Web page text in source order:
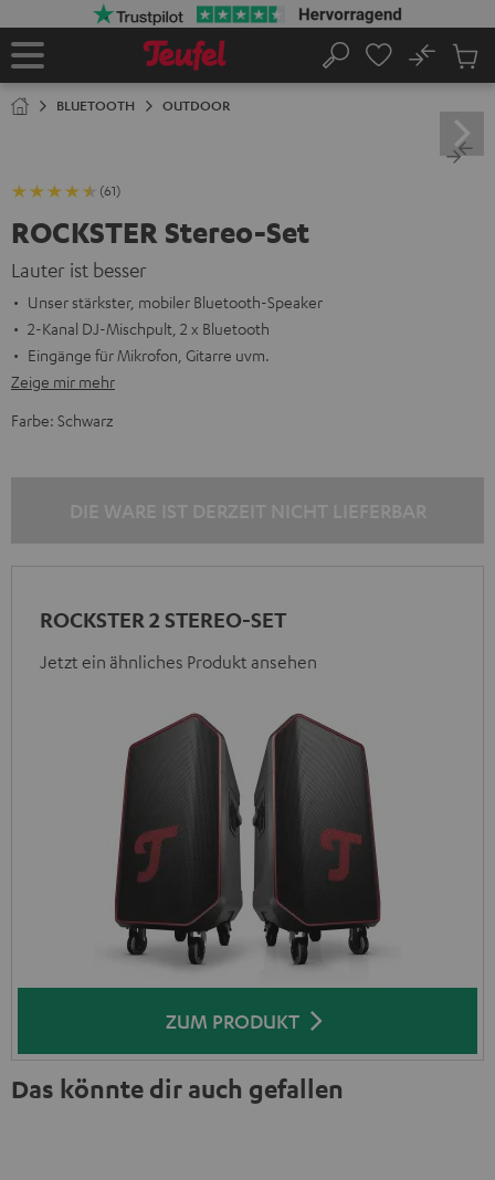
Startseite
Suche
No
BLUETOOTH OUTDOOR
(61)
ROCKSTER Stereo-Set
Lauter ist besser
Unser stärkster, mobiler Bluetooth-Speaker
2-Kanal DJ-Mischpult, 2 x Bluetooth
Eingänge für Mikrofon, Gitarre uvm.
Zeige mir mehr
Farbe: Schwarz
ROCKSTER 2 STEREO-SET
Jetzt ein ähnliches Produkt ansehen
ZUM PRODUKT
Das könnte dir auch gefallen